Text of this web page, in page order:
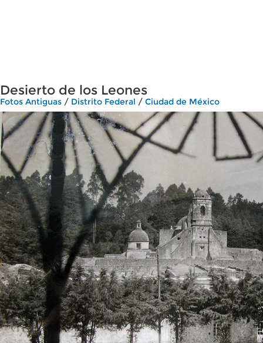
Desierto de los Leones
Fotos Antiguas / Distrito Federal / Ciudad de México